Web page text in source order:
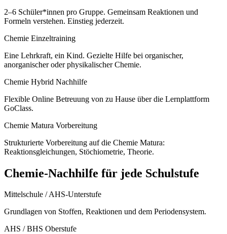
2–6 Schüler*innen pro Gruppe. Gemeinsam Reaktionen und
Formeln verstehen. Einstieg jederzeit.
Chemie Einzeltraining
Eine Lehrkraft, ein Kind. Gezielte Hilfe bei organischer,
anorganischer oder physikalischer Chemie.
Chemie Hybrid Nachhilfe
Flexible Online Betreuung von zu Hause über die Lernplattform
GoClass.
Chemie Matura Vorbereitung
Strukturierte Vorbereitung auf die Chemie Matura:
Reaktionsgleichungen, Stöchiometrie, Theorie.
Chemie-Nachhilfe für jede Schulstufe
Mittelschule / AHS-Unterstufe
Grundlagen von Stoffen, Reaktionen und dem Periodensystem.
AHS / BHS Oberstufe